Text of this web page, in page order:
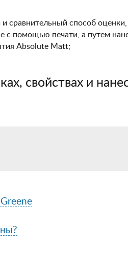
сравнительный способ
с помощью печати, а путем
Absolute Matt;
свойствах и